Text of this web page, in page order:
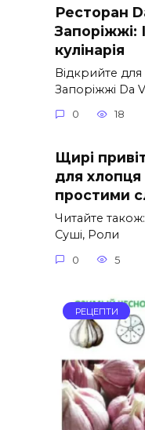
Ресторан
Запоріжжі:
кулінарія
Відкрийте
Запоріжжі Da
0 18
Щирі
для хлопця
простими
Читайте
Суші, Роли
0 5
РЕЦЕПТИ